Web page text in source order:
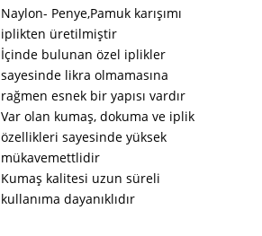
Naylon- Penye,Pamuk karışımı
iplikten üretilmiştir
İçinde bulunan özel iplikler
sayesinde likra olmamasına
rağmen esnek bir yapısı vardır
Var olan kumaş, dokuma ve iplik
özellikleri sayesinde yüksek
mükavemettlidir
Kumaş kalitesi uzun süreli
kullanıma dayanıklıdır